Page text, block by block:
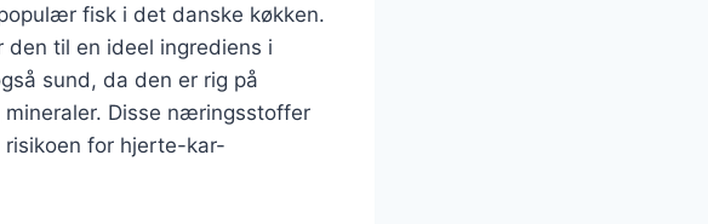
fisk i det danske køkken.
til en ideel ingrediens i
sund, da den er rig på
Disse næringsstoffer
for hjerte-kar-